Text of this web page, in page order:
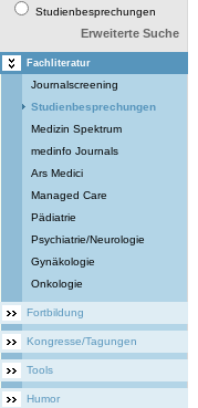
Studienbesprechungen
Erweiterte Suche
Fachliteratur
Journalscreening
Studienbesprechungen
Medizin Spektrum
medinfo Journals
Ars Medici
Managed Care
Pädiatrie
Psychiatrie/Neurologie
Gynäkologie
Onkologie
Fortbildung
Kongresse/Tagungen
Tools
Humor